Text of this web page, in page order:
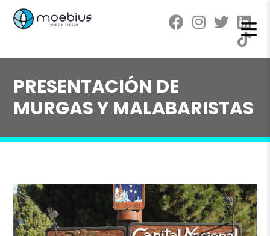
PRESENTACIÓN DE
MURGAS Y MALABARISTAS